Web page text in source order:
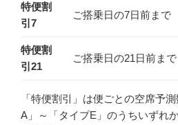
特便割
引7
ご搭乗日の7日前まで
特便割
引21
ご搭乗日の21日前まで
「特便割引」は便ごとの空席予
A」～「タイプE」のうちいずれ